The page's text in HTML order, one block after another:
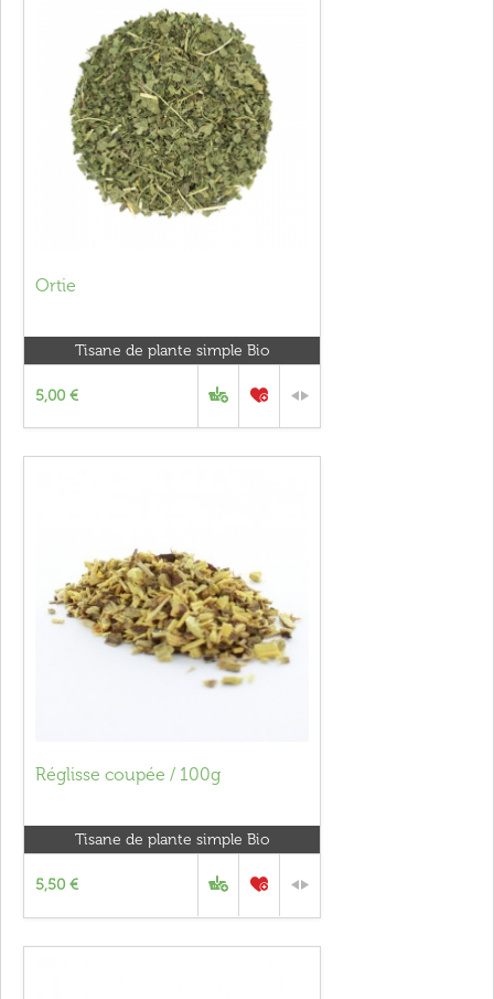
Ortie
Tisane de plante simple Bio
5,00 €
Réglisse coupée / 100g
Tisane de plante simple Bio
5,50 €